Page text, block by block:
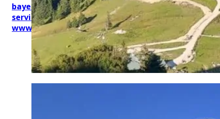
bayerischekueche@btg-
service.de
www.btg-service.de